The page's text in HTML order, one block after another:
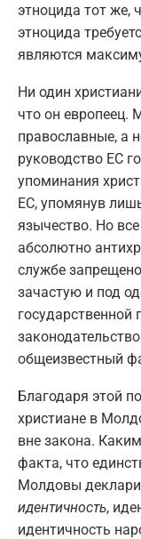
этноцида тот же,
этноцида
являются
Ни один
что он европеец.
православные, а
руководство ЕС
упоминания
ЕС, упомянув
язычество. Но
абсолютно
службе
зачастую и под
государственной
общеизвестный
Благодаря этой
христиане в
вне закона.
факта, что
Молдовы
идентичность,
идентичность